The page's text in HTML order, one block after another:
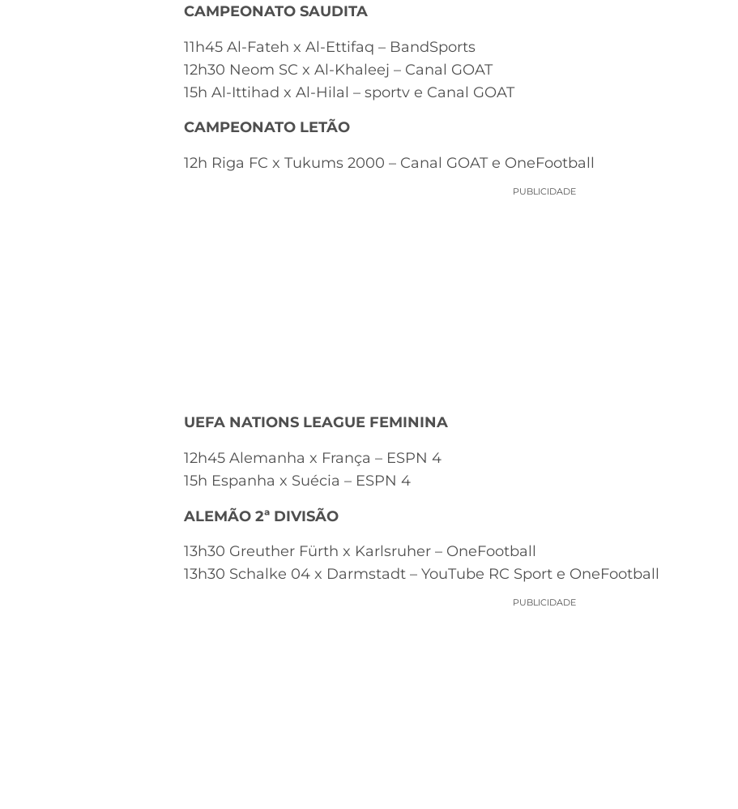
CAMPEONATO SAUDITA
11h45 Al-Fateh x Al-Ettifaq – BandSports
12h30 Neom SC x Al-Khaleej – Canal GOAT
15h Al-Ittihad x Al-Hilal – sportv e Canal GOAT
CAMPEONATO LETÃO
12h Riga FC x Tukums 2000 – Canal GOAT e OneFootball
PUBLICIDADE
UEFA NATIONS LEAGUE FEMININA
12h45 Alemanha x França – ESPN 4
15h Espanha x Suécia – ESPN 4
ALEMÃO 2ª DIVISÃO
13h30 Greuther Fürth x Karlsruher – OneFootball
13h30 Schalke 04 x Darmstadt – YouTube RC Sport e OneFootball
PUBLICIDADE